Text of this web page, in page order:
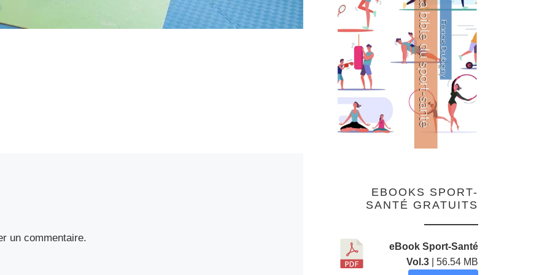
un commentaire.
EBOOKS SPORT-
SANTÉ GRATUITS
eBook Sport-Santé
Vol.3 | 56.54 MB